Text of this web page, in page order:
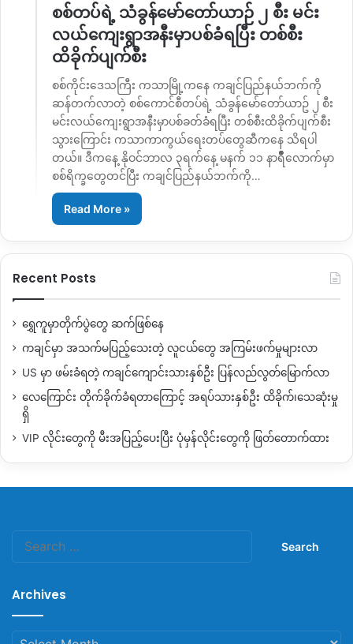
စစ်တပ်ရဲ့ သံခွန်မော်တော်ယာဉ် ၂ စီး မင်း
လယ်ကျေးရွာအနီးမှာပစ်ခံရပြီး တစ်စီး
ထိခိုက်ပျက်စီး
စစ်ကိုင်းဒေသကြီး ကသာမြို့ကနေ ကချင်ပြည်နယ်ဘက်ကို
ဆန်တက်လာတဲ့ စစ်ကောင်စီတပ်ရဲ့ သံခွန်မော်တော်ယာဥ် ၂ စီး
မင်းလယ်ကျေးရွာအနီးမှာပစ်ခတ်ခံရပြီး တစ်စီးထိခိုက်ပျက်စီး
သွားကြောင်း ကသာကာကွယ်ရေးတပ်တွေဆီကနေ သိရပါ
တယ်။ ဒီကနေ့ နိုဝင်ဘာလ ၃ရက်နေ့ မနက် ၁၁ နာရီီီီီီီီီလောက်မှာ
စစ်ရိက္ခတွေတင်ပြီး ကချင်ပြည်နယ်ဘက်ကို…
Read More »
Recent Posts
ရွှေကူမှာတိုက်ပွဲတွေ ဆက်ဖြစ်နေ
ကချင်မှာ အသက်မပြည့်သေးတဲ့ လူငယ်တွေ အကြမ်းဖက်မှုများလာ
US မှာ ဖမ်းခံရတဲ့ ကချင်ကျောင်းသားနှစ်ဦး ပြန်လည်လွတ်မြောက်လာ
လေကြောင်း တိုက်ခိုက်ခံရတာကြောင့် အရပ်သားနှစ်ဦး ထိခိုက်၊သေဆုံးမှု
ရှိ
VIP လိုင်းတွေကို မီးအပြည့်ပေးပြီး ပုံမှန်လိုင်းတွေကို ဖြတ်တောက်ထား
Archives
Archives